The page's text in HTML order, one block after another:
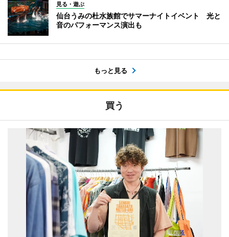
見る・遊ぶ
仙台うみの杜水族館でサマーナイトイベント 光と
音のパフォーマンス演出も
もっと見る
買う